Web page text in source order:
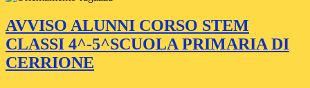
AVVISO ALUNNI CORSO STEM
CLASSI 4^-5^SCUOLA PRIMARIA DI
CERRIONE